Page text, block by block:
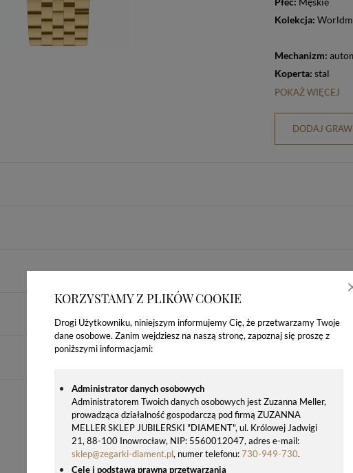
KORZYSTAMY Z PLIKÓW COOKIE
Drogi Użytkowniku, niniejszym informujemy Cię, że przetwarzamy Twoje
dane osobowe. Zanim wejdziesz na naszą stronę, zapoznaj się proszę z
poniższymi informacjami:
Administrator danych osobowych
Administratorem Twoich danych osobowych jest Zuzanna Meller,
prowadząca działalność gospodarczą pod firmą ZUZANNA
MELLER SKLEP JUBILERSKI "DIAMENT", ul. Królowej Jadwigi
21, 88-100 Inowrocław, NIP: 5560012047, adres e-mail:
sklep@zegarki-diament.pl, numer telefonu:730-949-730.
Cele i podstawa prawna przetwarzania
Kolekcja:
Mechanizm:
Koperta: stal
POKAŻ WIĘCEJ
DODAJ
OSTATNIO OGLĄDANE PRODUKTY